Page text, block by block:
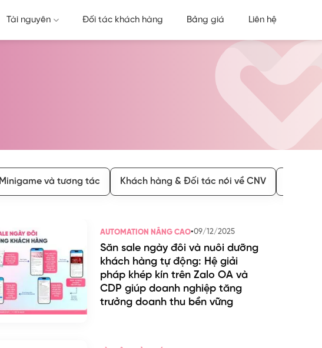
Tài nguyên Đối tác khách hàng Bảng giá Liên hệ
Minigame và tương tác Khách hàng & Đối tác nói về CNV
AUTOMATION NÂNG CAO•09/12/2025
Săn sale ngày đôi và nuôi dưỡng
khách hàng tự động: Hệ giải
pháp khép kín trên Zalo OA và
CDP giúp doanh nghiệp tăng
trưởng doanh thu bền vững